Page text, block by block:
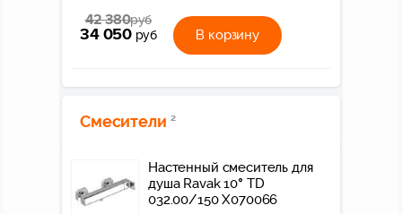
42 380руб
34 050 руб В корзину
Смесители 2
Настенный смеситель для
душа Ravak 10° TD
032.00/150 X070066